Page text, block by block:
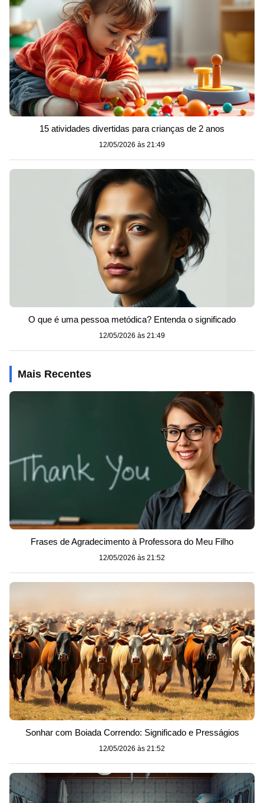
15 atividades divertidas para crianças de 2 anos
12/05/2026 às 21:49
O que é uma pessoa metódica? Entenda o significado
12/05/2026 às 21:49
Mais Recentes
Frases de Agradecimento à Professora do Meu Filho
12/05/2026 às 21:52
Sonhar com Boiada Correndo: Significado e Presságios
12/05/2026 às 21:52